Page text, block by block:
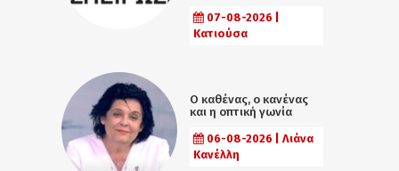
07-08-2026 |
Κατιούσα
Ο καθένας, ο κανένας
και η οπτική γωνία
06-08-2026 | Λιάνα
Κανέλλη